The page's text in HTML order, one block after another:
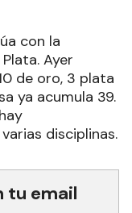
con la
Ayer
de oro, 3 plata
ya acumula 39.
disciplinas.
tu email